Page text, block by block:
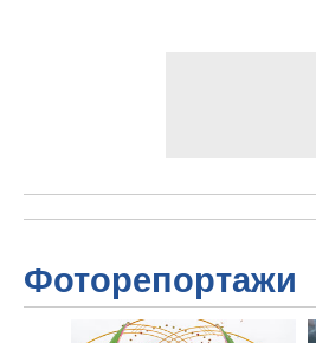
Фоторепортажи